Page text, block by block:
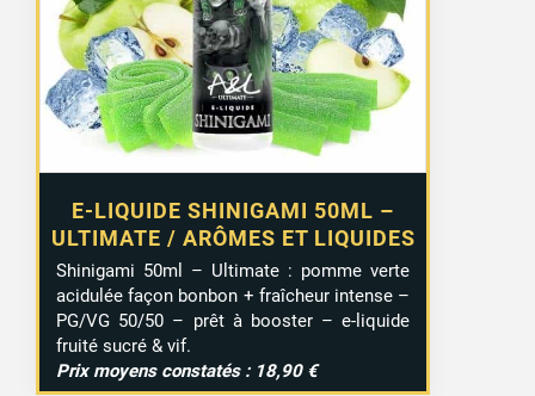
E-LIQUIDE SHINIGAMI 50ML –
ULTIMATE / ARÔMES ET LIQUIDES
Shinigami 50ml – Ultimate : pomme verte
acidulée façon bonbon + fraîcheur intense –
PG/VG 50/50 – prêt à booster – e-liquide
fruité sucré & vif.
Prix moyens constatés : 18,90 €